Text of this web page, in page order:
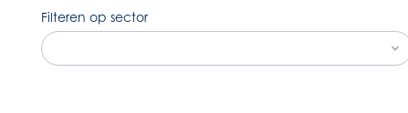
Filteren op sector